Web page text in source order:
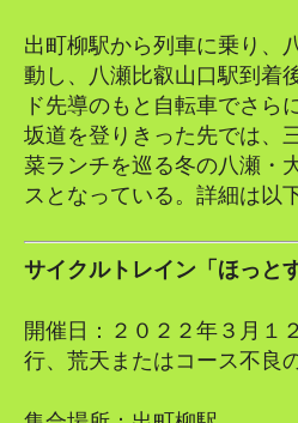
出町柳駅から列車に乗り、
動し、八瀬比叡山口駅到着
ド先導のもと自転車でさら
坂道を登りきった先では、
菜ランチを巡る冬の八瀬・
スとなっている。詳細は以
サイクルトレイン「ほっと
開催日：２０２２年３月１
行、荒天またはコース不良